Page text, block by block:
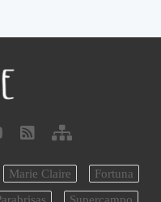
Marie Claire
Fortuna
Supercampo